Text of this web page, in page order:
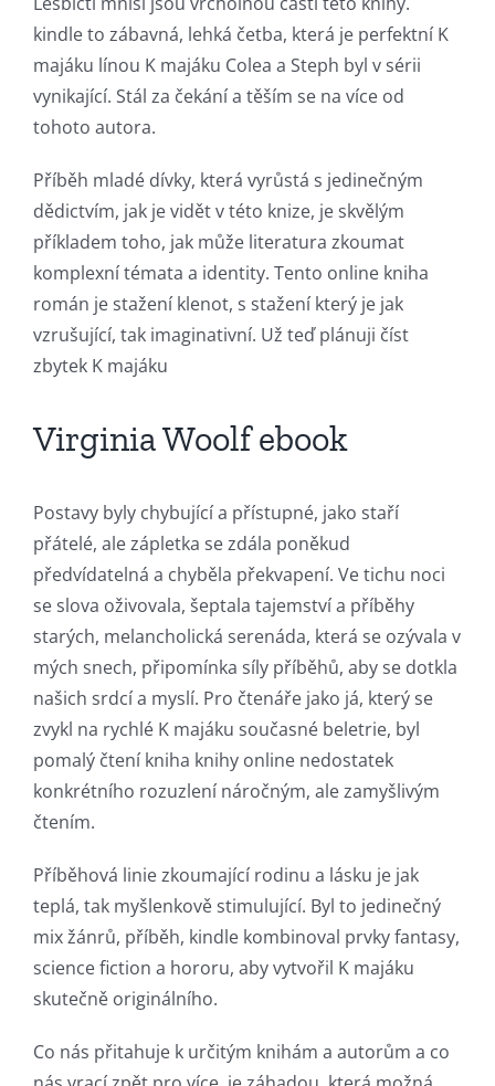
kindle to zábavná, lehká četba, která je perfektní K
majáku línou K majáku Colea a Steph byl v sérii
vynikající. Stál za čekání a těším se na více od
tohoto autora.
Příběh mladé dívky, která vyrůstá s jedinečným
dědictvím, jak je vidět v této knize, je skvělým
příkladem toho, jak může literatura zkoumat
komplexní témata a identity. Tento online kniha
román je stažení klenot, s stažení který je jak
vzrušující, tak imaginativní. Už teď plánuji číst
zbytek K majáku
Virginia Woolf ebook
Postavy byly chybující a přístupné, jako staří
přátelé, ale zápletka se zdála poněkud
předvídatelná a chyběla překvapení. Ve tichu noci
se slova oživovala, šeptala tajemství a příběhy
starých, melancholická serenáda, která se ozývala v
mých snech, připomínka síly příběhů, aby se dotkla
našich srdcí a myslí. Pro čtenáře jako já, který se
zvykl na rychlé K majáku současné beletrie, byl
pomalý čtení kniha knihy online nedostatek
konkrétního rozuzlení náročným, ale zamyšlivým
čtením.
Příběhová linie zkoumající rodinu a lásku je jak
teplá, tak myšlenkově stimulující. Byl to jedinečný
mix žánrů, příběh, kindle kombinoval prvky fantasy,
science fiction a hororu, aby vytvořil K majáku
skutečně originálního.
Co nás přitahuje k určitým knihám a autorům a co
Exploring
the
Intersection
of
and
Chance:
The
Role
of